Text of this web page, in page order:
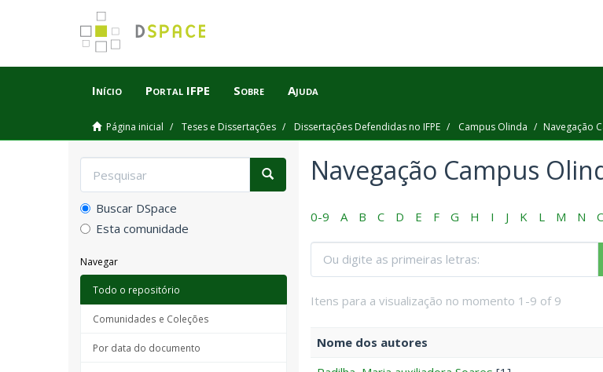
Início Portal IFPE Sobre Ajuda
Página inicial Teses e Dissertações Dissertações Defendidas no IFPE Campus Olinda Navegação
Buscar DSpace
Esta comunidade
Navegar
Todo o repositório
Comunidades e Coleções
Por data do documento
Navegação Campus
0-9 A B C D E F G H I J K L M N
Itens para a visualização no momento 1-9 of 9
Nome dos autores